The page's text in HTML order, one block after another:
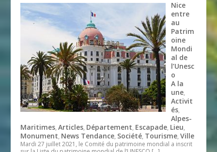
Nice
entre
au
Patrim
oine
Mondi
al de
l’Unesc
o
A la
une,
Activit
és,
Alpes-
Maritimes,Articles, Département, Escapade, Lieu,
Monument, News Tendance, Société, Tourisme,Ville
Mardi 27 juillet 2021, le Comité du patrimoine mondial a inscrit